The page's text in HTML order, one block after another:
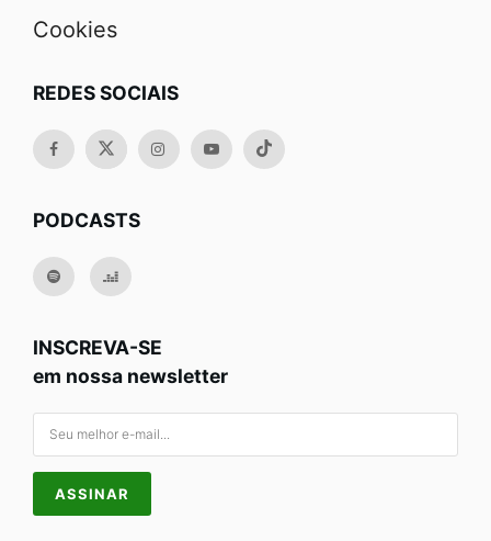
Cookies
REDES SOCIAIS
PODCASTS
INSCREVA-SE
em nossa newsletter